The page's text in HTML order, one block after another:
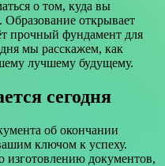
о том, куда вы
Образование открывает
прочный фундамент для
мы расскажем, как
лучшему будущему.
сегодня
об окончании
ключом к успеху.
изготовлению документов,